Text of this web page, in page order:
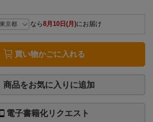
なら8月10日(月)にお届け
買い物かごに入れる
商品をお気に入りに追加
電子書籍化リクエスト